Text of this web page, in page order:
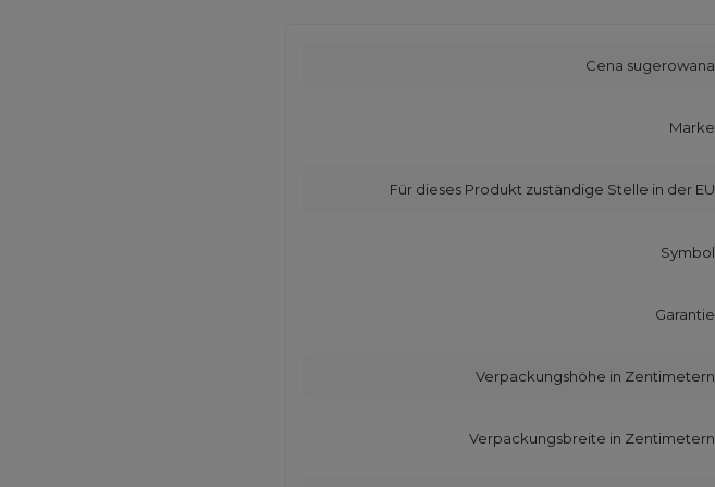
Cena sugerowana
Marke
Für dieses Produkt zuständige Stelle in der EU
Symbol
Garantie
Verpackungshöhe in Zentimetern
Verpackungsbreite in Zentimetern